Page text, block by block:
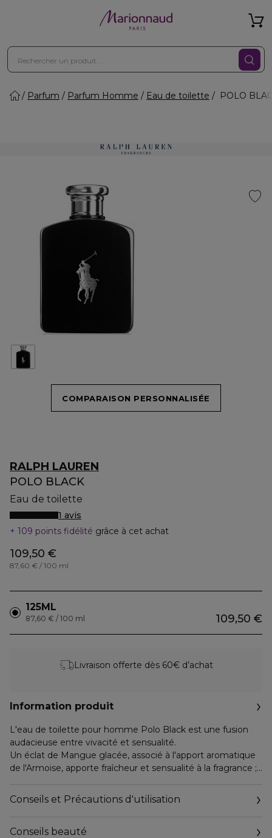
Parfum Parfum Homme Eau de toilette POLO
COMPARAISON PERSONNALISÉE
RALPH LAUREN
POLO BLACK
Eau de toilette
1 avis
109 points fidélité grâce à cet achat
109,50 €
87,60 € / 100 ml
125ML
109,50 €
87,60 € / 100 ml
Livraison offerte dès 60€ d’achat
Information produit
L'eau de toilette pour homme Polo Black est une fusion
audacieuse entre vivacité et sensualité.
Un éclat de Mangue glacée, associé à l'apport aromatique
de l'Armoise, apporte fraîcheur et sensualité à la fragrance ;
côté mystérieux du parfum.
chemises et de costumes sur mesure.
Conseils et Précautions d'utilisation
Conseils beauté